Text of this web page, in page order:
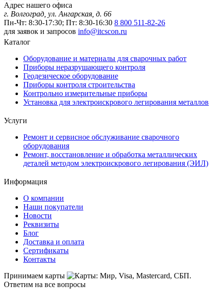
Адрес нашего офиса
г. Волгоград, ул. Ангарская, д. 66
Пн-Чт: 8:30-17:30; Пт: 8:30-16:30 8 800 511-82-26
для заявок и запросов info@itcscon.ru
Каталог
Оборудование и материалы для сварочных работ
Приборы неразрушающего контроля
Геодезическое оборудование
Приборы контроля строительства
Контрольно измерительные приборы
Установка для электроискрового легирования металлов
Услуги
Ремонт и сервисное обслуживание сварочного
оборудования
Ремонт, восстановление и обработка металлических
деталей методом электроискрового легирования (ЭИЛ)
Информация
О компании
Наши покупатели
Новости
Реквизиты
Блог
Доставка и оплата
Сертификаты
Контакты
Принимаем карты
Ответим на все вопросы